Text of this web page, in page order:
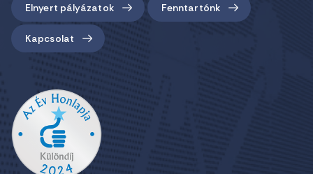
Elnyert pályázatok Fenntartónk
Kapcsolat